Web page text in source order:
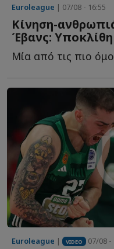
Euroleague | 07/08 - 16:55
Κίνηση-
Έβανς:
Euroleague | VIDEO 07/08 -